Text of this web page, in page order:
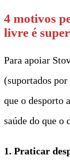
4 motivos
livre é
Para apoiar
(suportados
que o desporto
saúde do que o
1. Praticar